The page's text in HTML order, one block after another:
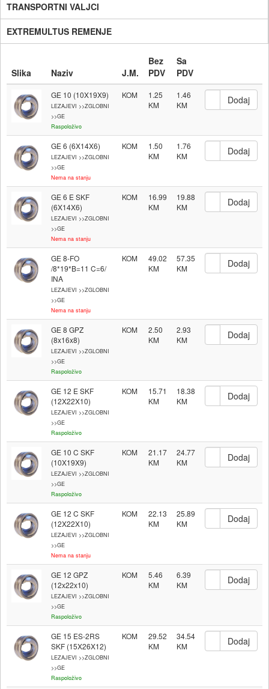
TRANSPORTNI VALJCI
EXTREMULTUS REMENJE
Slika Naziv J.M.
Bez
PDV
Sa
PDV
GE 10 (10X19X9)
LEZAJEVI >>ZGLOBNI
>>GE
Raspoloživo
KOM 1.25 1.46
GE 6 (6X14X6)
LEZAJEVI >>ZGLOBNI
>>GE
Nema na stanju
KOM 1.50 1.76
GE 6 E SKF
(6X14X6)
LEZAJEVI >>ZGLOBNI
>>GE
Nema na stanju
KOM 16.99 19.88
GE 8-FO
/8*19*B=11 C=6/
INA
LEZAJEVI >>ZGLOBNI
>>GE
Nema na stanju
KOM 49.02 57.35
GE 8 GPZ
(8x16x8)
LEZAJEVI >>ZGLOBNI
>>GE
Raspoloživo
KOM 2.50 2.93
GE 12 E SKF
(12X22X10)
LEZAJEVI >>ZGLOBNI
>>GE
Raspoloživo
KOM 15.71 18.38
GE 10 C SKF
(10X19X9)
LEZAJEVI >>ZGLOBNI
>>GE
Raspoloživo
KOM 21.17 24.77
GE 12 C SKF
(12X22X10)
LEZAJEVI >>ZGLOBNI
>>GE
Nema na stanju
KOM 22.13 25.89
GE 12 GPZ
(12x22x10)
LEZAJEVI >>ZGLOBNI
>>GE
Raspoloživo
KOM 5.46 6.39
GE 15 ES-2RS
SKF (15X26X12)
LEZAJEVI >>ZGLOBNI
>>GE
Raspoloživo
KOM 29.52 34.54